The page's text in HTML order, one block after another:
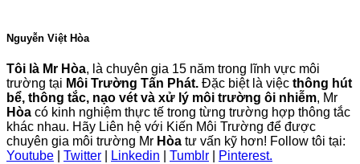
Nguyễn Việt Hòa
Tôi là Mr Hòa, là chuyên gia 15 năm trong lĩnh vực môi
trường tại Môi Trường Tấn Phát. Đặc biệt là việc thông hút
bể, thông tắc, nạo vét và xử lý môi trường ôi nhiễm, Mr
Hòa có kinh nghiệm thực tế trong từng trường hợp thông tắc
khác nhau. Hãy Liên hệ với Kiến Môi Trường để được
chuyên gia môi trường Mr Hòa tư vấn kỹ hơn! Follow tôi tại:
Youtube
Twitter Linkedin Tumblr Pinterest.